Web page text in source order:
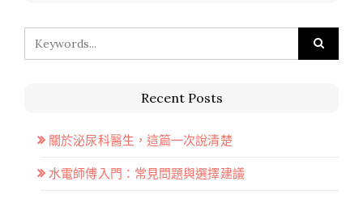
Recent Posts
關於泌尿科醫生，這篇一次說清楚
水電師傅入門：常見問題與選擇建議